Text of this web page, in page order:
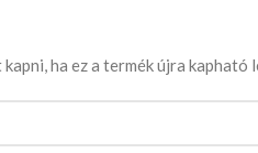
ha ez a termék újra kapható